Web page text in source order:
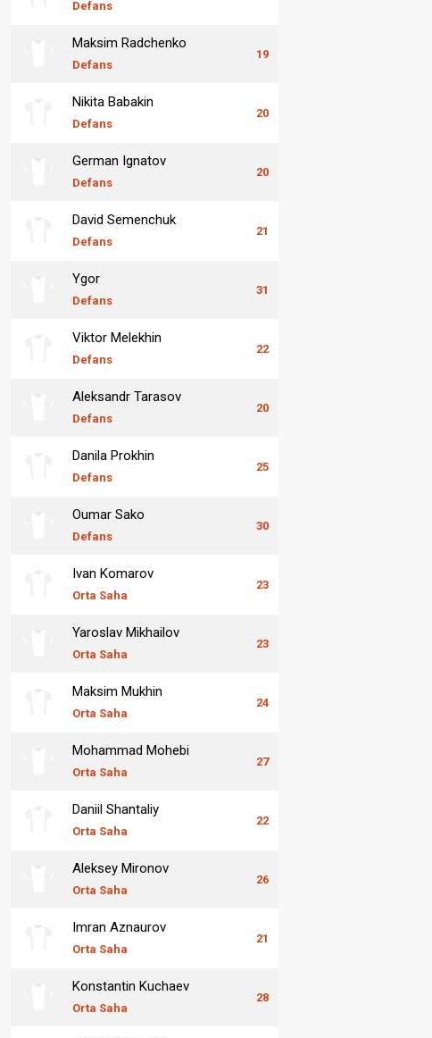
Defans
Maksim Radchenko
Defans
19
Nikita Babakin
Defans
20
German Ignatov
Defans
20
David Semenchuk
Defans
21
Ygor
Defans
31
Viktor Melekhin
Defans
22
Aleksandr Tarasov
Defans
20
Danila Prokhin
Defans
25
Oumar Sako
Defans
30
Ivan Komarov
Orta Saha
23
Yaroslav Mikhailov
Orta Saha
23
Maksim Mukhin
Orta Saha
24
Mohammad Mohebi
Orta Saha
27
Daniil Shantaliy
Orta Saha
22
Aleksey Mironov
Orta Saha
26
Imran Aznaurov
Orta Saha
21
Konstantin Kuchaev
Orta Saha
28